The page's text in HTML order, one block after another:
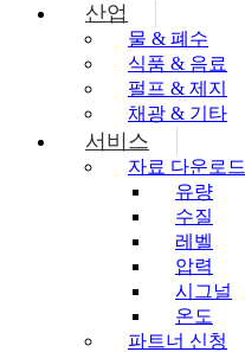
산업
물 & 폐수
식품 & 음료
펄프 & 제지
채광 & 기타
서비스
자료 다운로드
유량
수질
레벨
압력
시그널
온도
파트너 신청